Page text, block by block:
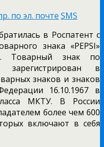
по эл. почте SMS
в Роспатент с
знака «PEPSI»
Товарный знак по
в
знаков и знаков
16.10.1967 в
МКТУ. В России
более чем 600
включают в себя